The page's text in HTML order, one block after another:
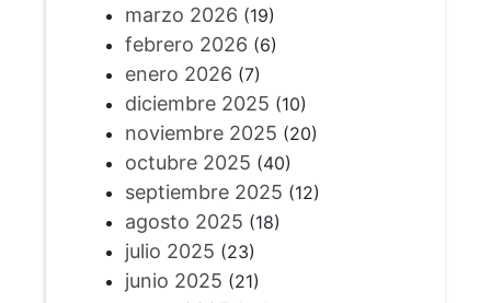
marzo 2026 (19)
febrero 2026 (6)
enero 2026 (7)
diciembre 2025 (10)
noviembre 2025 (20)
octubre 2025 (40)
septiembre 2025 (12)
agosto 2025 (18)
julio 2025 (23)
junio 2025 (21)